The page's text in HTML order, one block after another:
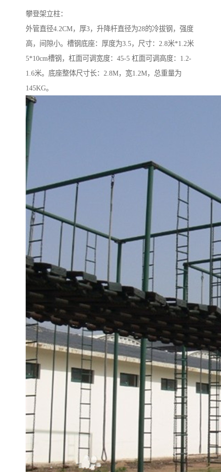
攀登架立柱：
外管直径4.2CM，厚3，升降杆直径为28的冷拔钢，强度
高，间隙小。槽钢底座：厚度为3.5，尺寸：2.8米*1.2米
5*10cm槽钢，杠面可调宽度：45-5 杠面可调高度：1.2-
1.6米。底座整体尺寸长：2.8M，宽1.2M，总重量为
145KG。